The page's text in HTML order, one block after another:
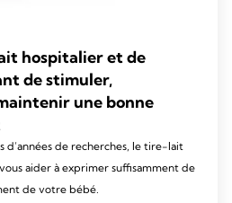
hospitalier et de
de stimuler,
une bonne
d’années de recherches, le tire-lait
aider à exprimer suffisamment de
de votre bébé.